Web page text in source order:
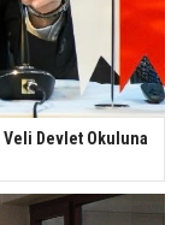
Devlet Okuluna